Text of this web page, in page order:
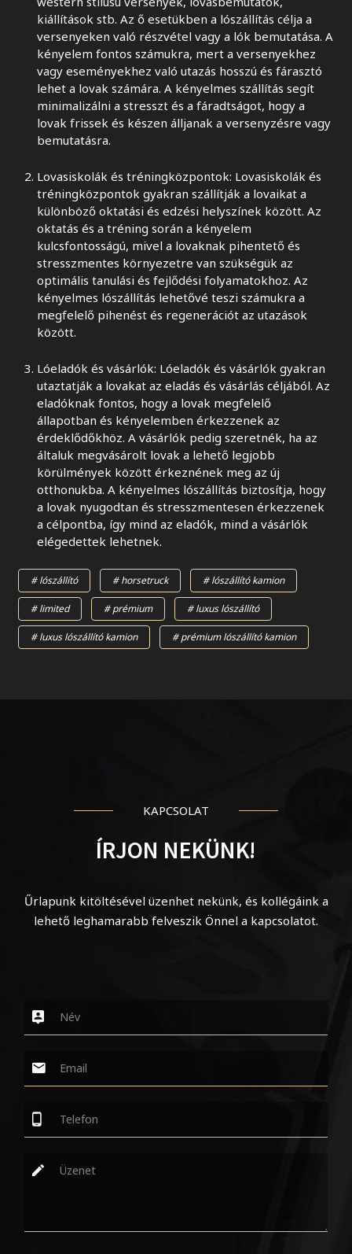
kiállítások stb. Az ő esetükben a lószállítás célja a
versenyeken való részvétel vagy a lók bemutatása. A
kényelem fontos számukra, mert a versenyekhez
vagy eseményekhez való utazás hosszú és fárasztó
lehet a lovak számára. A kényelmes szállítás segít
minimalizálni a stresszt és a fáradtságot, hogy a
lovak frissek és készen álljanak a versenyzésre vagy
bemutatásra.
Lovasiskolák és tréningközpontok: Lovasiskolák és
tréningközpontok gyakran szállítják a lovaikat a
különböző oktatási és edzési helyszínek között. Az
oktatás és a tréning során a kényelem
kulcsfontosságú, mivel a lovaknak pihentető és
stresszmentes környezetre van szükségük az
optimális tanulási és fejlődési folyamatokhoz. Az
kényelmes lószállítás lehetővé teszi számukra a
megfelelő pihenést és regenerációt az utazások
között.
Lóeladók és vásárlók: Lóeladók és vásárlók gyakran
utaztatják a lovakat az eladás és vásárlás céljából. Az
eladóknak fontos, hogy a lovak megfelelő
állapotban és kényelemben érkezzenek az
érdeklődőkhöz. A vásárlók pedig szeretnék, ha az
általuk megvásárolt lovak a lehető legjobb
körülmények között érkeznének meg az új
otthonukba. A kényelmes lószállítás biztosítja, hogy
a lovak nyugodtan és stresszmentesen érkezzenek
a célpontba, így mind az eladók, mind a vásárlók
elégedettek lehetnek.
lószállító horsetruck lószállító kamion
limited prémium luxus lószállító
luxus lószállító kamion prémium lószállító kamion
KAPCSOLAT
ÍRJON NEKÜNK!
Űrlapunk kitöltésével üzenhet nekünk, és kollégáink a
lehető leghamarabb felveszik Önnel a kapcsolatot.